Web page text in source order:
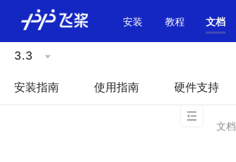
安装 教程 文档
3.3
安装指南 使用指南 硬件支持
文档